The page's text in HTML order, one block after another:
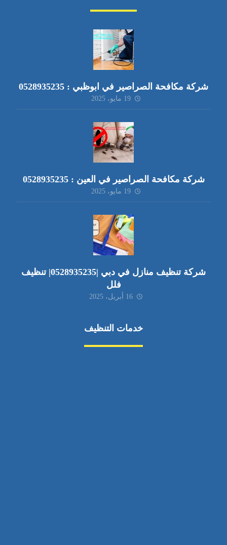
شركة مكافحة الصراصير في ابوظبي : 0528935235
19 مايو، 2025
شركة مكافحة الصراصير في العين : 0528935235
19 مايو، 2025
شركة تنظيف منازل في دبي |0528935235| تنظيف
فلل
16 أبريل، 2025
خدمات التنظيف